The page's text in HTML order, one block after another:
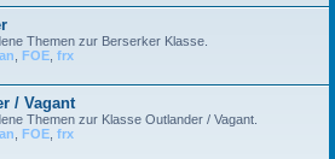
Themen zur Berserker Klasse.
FOE frx
/ Vagant
Themen zur Klasse Outlander / Vagant.
FOE frx